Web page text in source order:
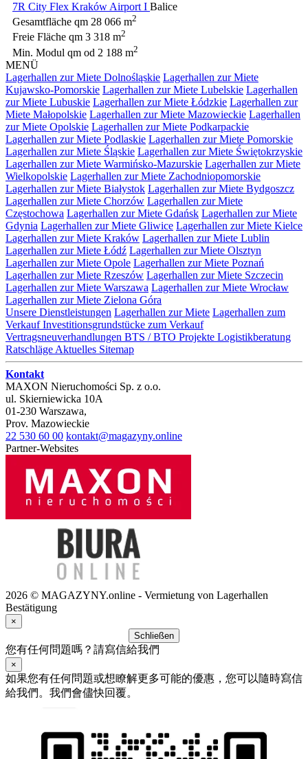
7R City Flex Kraków Airport I Balice
Gesamtfläche qm 28 066 m2
Freie Fläche qm 3 318 m2
Min. Modul qm od 2 188 m2
MENÜ
Lagerhallen zur Miete Dolnośląskie Lagerhallen zur Miete
Kujawsko-Pomorskie Lagerhallen zur Miete Lubelskie Lagerhallen
zur Miete Lubuskie Lagerhallen zur Miete Łódzkie Lagerhallen zur
Miete Małopolskie Lagerhallen zur Miete Mazowieckie Lagerhallen
zur Miete Opolskie Lagerhallen zur Miete Podkarpackie
Lagerhallen zur Miete Podlaskie Lagerhallen zur Miete Pomorskie
Lagerhallen zur Miete Śląskie Lagerhallen zur Miete Świętokrzyskie
Lagerhallen zur Miete Warmińsko-Mazurskie Lagerhallen zur Miete
Wielkopolskie Lagerhallen zur Miete Zachodniopomorskie
Lagerhallen zur Miete Białystok Lagerhallen zur Miete Bydgoszcz
Lagerhallen zur Miete Chorzów Lagerhallen zur Miete
Częstochowa Lagerhallen zur Miete Gdańsk Lagerhallen zur Miete
Gdynia Lagerhallen zur Miete Gliwice Lagerhallen zur Miete Kielce
Lagerhallen zur Miete Kraków Lagerhallen zur Miete Lublin
Lagerhallen zur Miete Łódź Lagerhallen zur Miete Olsztyn
Lagerhallen zur Miete Opole Lagerhallen zur Miete Poznań
Lagerhallen zur Miete Rzeszów Lagerhallen zur Miete Szczecin
Lagerhallen zur Miete Warszawa Lagerhallen zur Miete Wrocław
Lagerhallen zur Miete Zielona Góra
Unsere Dienstleistungen Lagerhallen zur Miete Lagerhallen zum
VerkaufInvestitionsgrundstücke zum Verkauf
Vertragsneuverhandlungen BTS / BTO Projekte Logistikberatung
Ratschläge Aktuelles Sitemap
Kontakt
MAXON Nieruchomości Sp. z o.o.
ul. Skierniewicka 10A
01-230 Warszawa,
Prov. Mazowieckie
22 530 60 00 kontakt@magazyny.online
Partner-Websites
2026 © MAGAZYNY.online - Vermietung von Lagerhallen
Bestätigung
×
Schließen
您有任何問題嗎？請寫信給我們
×
如果您有任何問題或想瞭解更多可能的優惠，您可以隨時寫信
給我們。我們會儘快回覆。